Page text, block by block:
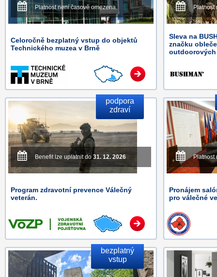
Platnost není časově omezena.
Celoročně bezplatný vstup do objektů
Technického muzea v Brně
Platnost
Sleva na
značku
podpora
zdraví
Benefit lze uplatnit do31. 12. 2026
Program zdravotní prevence Válečný
veterán.
Platnost
Pronájem
pro válečné
bezplatný
vstup